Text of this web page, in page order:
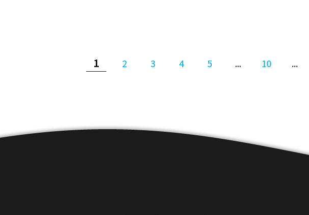
1 2 3 4 5 ... 10 ...